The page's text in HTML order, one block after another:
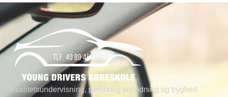
Kvalitetsundervisning, personlig vejledning og tryghed